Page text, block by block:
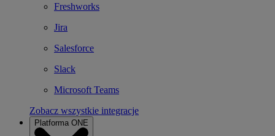
Freshworks
Jira
Salesforce
Slack
Microsoft Teams
Zobacz wszystkie integracje
Platforma ONE